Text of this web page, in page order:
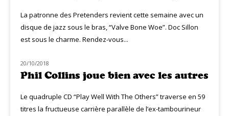
La patronne des Pretenders revient cette semaine avec un
disque de jazz sous le bras, “Valve Bone Woe”. Doc Sillon
est sous le charme. Rendez-vous...
NOUVEAUTÉS
20/10/2018
Phil Collins joue bien avec les autres
Le quadruple CD “Play Well With The Others” traverse en 59
titres la fructueuse carrière parallèle de l’ex-tambourineur